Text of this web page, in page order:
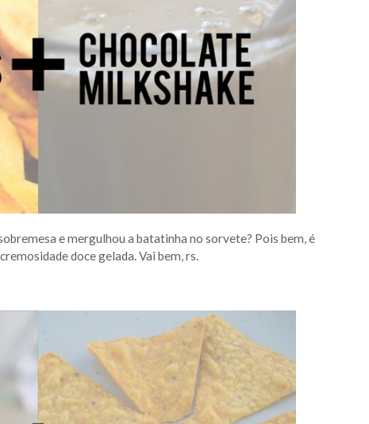
e mergulhou a batatinha no sorvete? Pois bem, é
doce gelada. Vai bem, rs.